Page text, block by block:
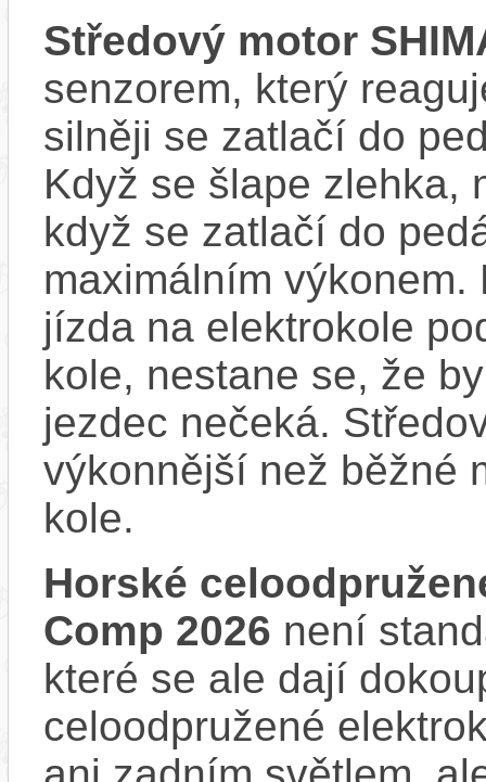
Středový motor
senzorem, který
silněji se zatlačí do
Když se šlape zlehka,
když se zatlačí do
maximálním
jízda na elektrokole
kole, nestane se, že
jezdec nečeká.
výkonnější než běžné
kole.
Horské
Comp 2026 není
které se ale dají
celoodpružené